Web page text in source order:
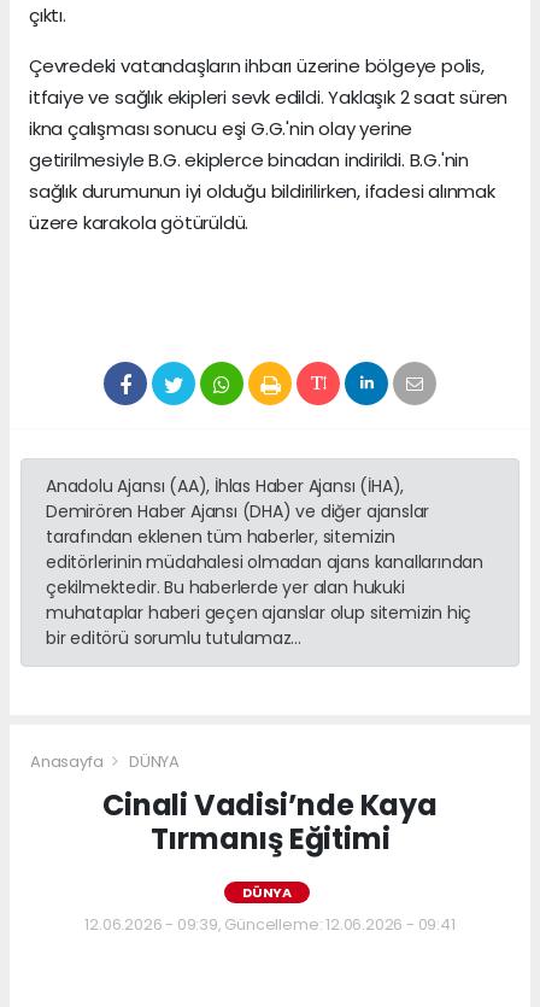
çıktı.
Çevredeki vatandaşların ihbarı üzerine bölgeye polis,
itfaiye ve sağlık ekipleri sevk edildi. Yaklaşık 2 saat süren
ikna çalışması sonucu eşi G.G.'nin olay yerine
getirilmesiyle B.G. ekiplerce binadan indirildi. B.G.'nin
sağlık durumunun iyi olduğu bildirilirken, ifadesi alınmak
üzere karakola götürüldü.
Anadolu Ajansı (AA), İhlas Haber Ajansı (İHA),
Demirören Haber Ajansı (DHA) ve diğer ajanslar
tarafından eklenen tüm haberler, sitemizin
editörlerinin müdahalesi olmadan ajans kanallarından
çekilmektedir. Bu haberlerde yer alan hukuki
muhataplar haberi geçen ajanslar olup sitemizin hiç
bir editörü sorumlu tutulamaz...
Anasayfa DÜNYA
Cinali Vadisi’nde Kaya
Tırmanış Eğitimi
DÜNYA
12.06.2026 - 09:39, Güncelleme: 12.06.2026 - 09:41